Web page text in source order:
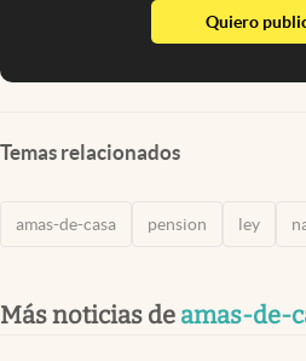
Quiero
Temas relacionados
amas-de-casa pension ley
Más noticias de amas-de-